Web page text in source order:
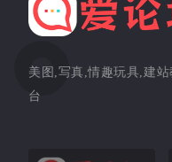
美图,写真,情趣玩具,建
台